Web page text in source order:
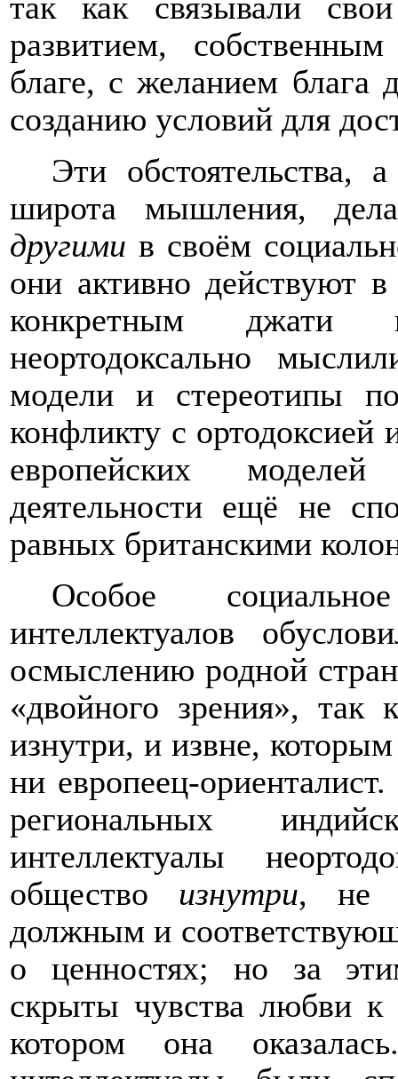
развитием,
благе, с желанием блага
созданию условий для
Эти обстоятельства,
широта мышления,
другими в своём
они активно действуют
конкретным джати
неортодоксально
модели и стереотипы
конфликту с ортодоксией
европейских
деятельности ещё не
равных британскими
Особое
интеллектуалов
осмыслению родной
«двойного зрения», так
изнутри, и извне,
ни европеец-
региональных
интеллектуалы
общество изнутри, не
должным и
о ценностях; но за
скрыты чувства любви к
котором она